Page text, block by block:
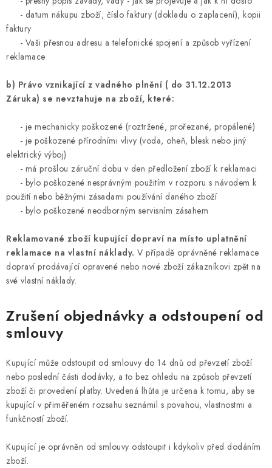
- datum nákupu zboží, číslo faktury (dokladu o zaplacení), kopii
faktury
- Vaši přesnou adresu a telefonické spojení a způsob vyřízení
reklamace
b) Právo vznikající z vadného plnění ( do 31.12.2013
Záruka) se nevztahuje na zboží, které:
- je mechanicky poškozené (roztržené, prořezané, propálené)
- je poškozené přírodními vlivy (voda, oheň, blesk nebo jiný
elektrický výboj)
- má prošlou záruční dobu v den předložení zboží k reklamaci
- bylo poškozené nesprávným použitím v rozporu s návodem k
použití nebo běžnými zásadami používání daného zboží
- bylo poškozené neodborným servisním zásahem
Reklamované zboží kupující dopraví na místo uplatnění
reklamace na vlastní náklady. V případě oprávněné reklamace
dopraví prodávající opravené nebo nové zboží zákazníkovi zpět na
své vlastní náklady.
Zrušení objednávky a odstoupení od
smlouvy
Kupující může odstoupit od smlouvy do 14 dnů od převzetí zboží
nebo poslední části dodávky, a to bez ohledu na způsob převzetí
zboží či provedení platby. Uvedená lhůta je určena k tomu, aby se
kupující v přiměřeném rozsahu seznámil s povahou, vlastnostmi a
funkčností zboží.
Kupující je oprávněn od smlouvy odstoupit i kdykoliv před dodáním
zboží.